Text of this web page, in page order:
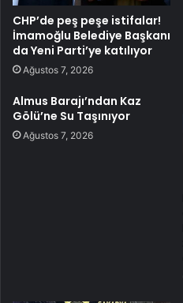
CHP’de peş peşe istifalar!
İmamoğlu Belediye Başkanı
da Yeni Parti’ye katılıyor
Ağustos 7, 2026
Almus Barajı’ndan Kaz
Gölü’ne Su Taşınıyor
Ağustos 7, 2026